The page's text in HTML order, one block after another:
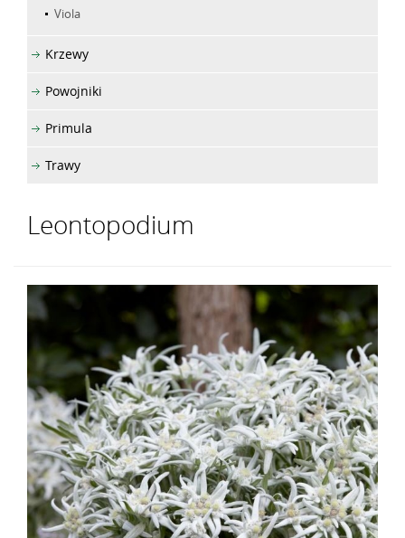
Viola
Krzewy
Powojniki
Primula
Trawy
Leontopodium